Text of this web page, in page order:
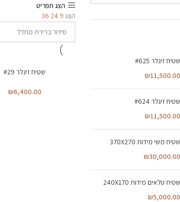
שטיח זיגלר #625
₪11,500.00
שטיח זיגלר #624
₪11,500.00
שטיח משי מידות 370X270
₪30,000.00
שטיח טלאים מידות 240X170
₪5,000.00
הצג תפריט
הצג 9
24
36
236X170שטיח זיגלר #29
₪6,400.00